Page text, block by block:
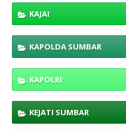
KAJAI
KAPOLDA SUMBAR
KAPOLRI
KEJATI SUMBAR